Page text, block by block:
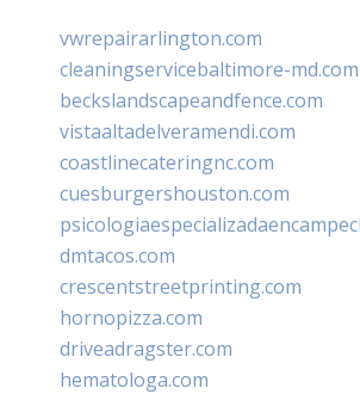
vwrepairarlington.com
cleaningservicebaltimore-md.com
beckslandscapeandfence.com
vistaaltadelveramendi.com
coastlinecateringnc.com
cuesburgershouston.com
dmtacos.com
crescentstreetprinting.com
hornopizza.com
driveadragster.com
hematologa.com